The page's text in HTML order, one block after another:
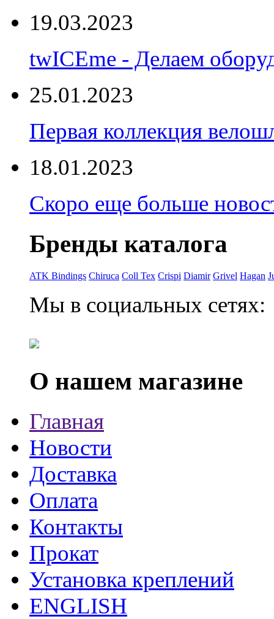
19.03.2023
twICEme - Делаем
25.01.2023
Первая коллекция
18.01.2023
Скоро еще больше
Бренды каталога
ATK Bindings Chiruca Coll Tex Crispi Diamir Grivel Hagan
Мы в социальных сетях:
О нашем магазине
Главная
Новости
Доставка
Оплата
Контакты
Прокат
Установка креплений
ENGLISH